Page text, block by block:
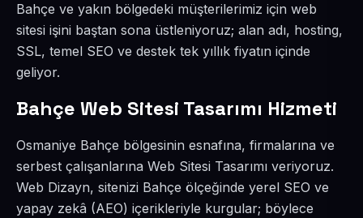
Bahçe ve yakın bölgedeki müşterilerimiz için web
sitesi işini baştan sona üstleniyoruz; alan adı, hosting,
SSL, temel SEO ve destek tek yıllık fiyatın içinde
geliyor.
Bahçe Web Sitesi Tasarımı Hizmeti
Osmaniye Bahçe bölgesinin esnafına, firmalarına ve
serbest çalışanlarına Web Sitesi Tasarımı veriyoruz.
Web Dizayn, sitenizi Bahçe ölçeğinde yerel SEO ve
yapay zekâ (AEO) içerikleriyle kurgular; böylece